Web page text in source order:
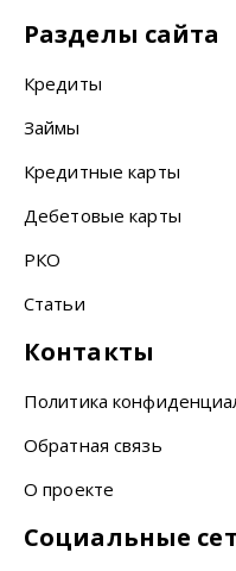
Разделы сайта
Кредиты
Займы
Кредитные карты
Дебетовые карты
РКО
Статьи
Контакты
Политика
Обратная связь
О проекте
Социальные